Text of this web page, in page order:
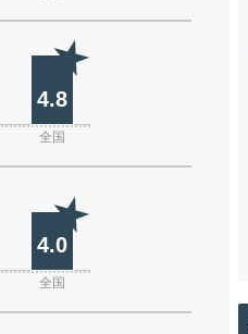
4.8
全国
4.0
全国